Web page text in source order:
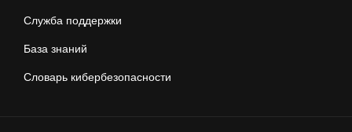
Служба поддержки
База знаний
Словарь кибербезопасности